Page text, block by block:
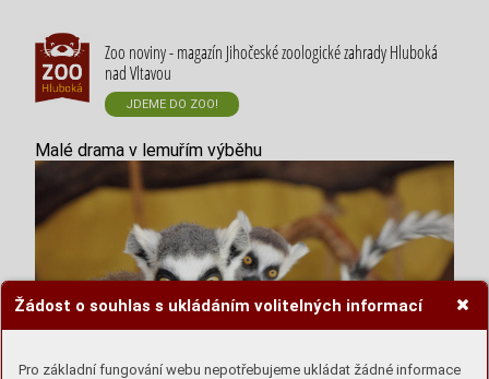
Žádost o souhlas s ukládáním volitelných informací
Pro základní fungování webu nepotřebujeme ukládat žádné informace
Zoo noviny - magazín Jihočeské zoologické zahrady Hluboká
nad Vltavou
JDEME DO ZOO!
Malé drama v lemuřím výběhu